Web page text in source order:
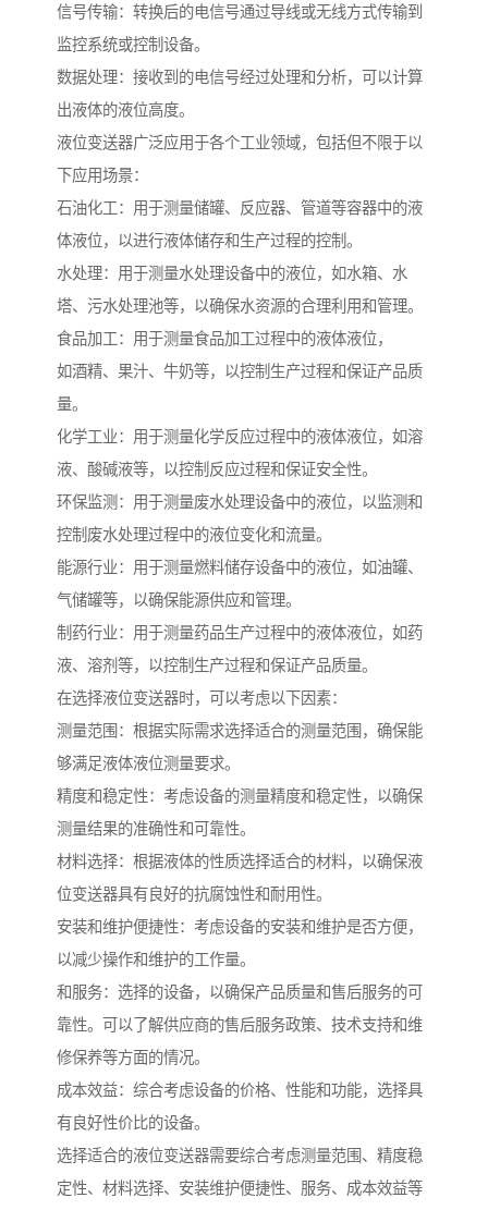
信号传输：转换后的电信号通过导线或无线方式传输到
监控系统或控制设备。
数据处理：接收到的电信号经过处理和分析，可以计算
出液体的液位高度。
液位变送器广泛应用于各个工业领域，包括但不限于以
下应用场景：
石油化工：用于测量储罐、反应器、管道等容器中的液
体液位，以进行液体储存和生产过程的控制。
水处理：用于测量水处理设备中的液位，如水箱、水
塔、污水处理池等，以确保水资源的合理利用和管理。
食品加工：用于测量食品加工过程中的液体液位，
如酒精、果汁、牛奶等，以控制生产过程和保证产品质
量。
化学工业：用于测量化学反应过程中的液体液位，如溶
液、酸碱液等，以控制反应过程和保证安全性。
环保监测：用于测量废水处理设备中的液位，以监测和
控制废水处理过程中的液位变化和流量。
能源行业：用于测量燃料储存设备中的液位，如油罐、
气储罐等，以确保能源供应和管理。
制药行业：用于测量药品生产过程中的液体液位，如药
液、溶剂等，以控制生产过程和保证产品质量。
在选择液位变送器时，可以考虑以下因素：
测量范围：根据实际需求选择适合的测量范围，确保能
够满足液体液位测量要求。
精度和稳定性：考虑设备的测量精度和稳定性，以确保
测量结果的准确性和可靠性。
材料选择：根据液体的性质选择适合的材料，以确保液
位变送器具有良好的抗腐蚀性和耐用性。
安装和维护便捷性：考虑设备的安装和维护是否方便，
以减少操作和维护的工作量。
和服务：选择的设备，以确保产品质量和售后服务的可
靠性。可以了解供应商的售后服务政策、技术支持和维
修保养等方面的情况。
成本效益：综合考虑设备的价格、性能和功能，选择具
有良好性价比的设备。
选择适合的液位变送器需要综合考虑测量范围、精度稳
定性、材料选择、安装维护便捷性、服务、成本效益等